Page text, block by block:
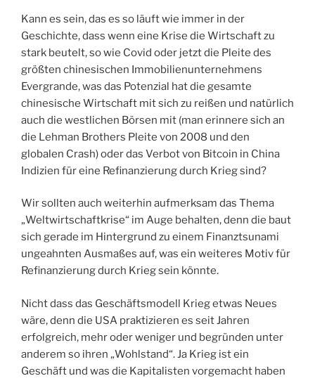
Kann es sein, das es so läuft wie immer in der
Geschichte, dass wenn eine Krise die Wirtschaft zu
stark beutelt, so wie Covid oder jetzt die Pleite des
größten chinesischen Immobilienunternehmens
Evergrande, was das Potenzial hat die gesamte
chinesische Wirtschaft mit sich zu reißen und natürlich
auch die westlichen Börsen mit (man erinnere sich an
die Lehman Brothers Pleite von 2008 und den
globalen Crash) oder das Verbot von Bitcoin in China
Indizien für eine Refinanzierung durch Krieg sind?
Wir sollten auch weiterhin aufmerksam das Thema
„Weltwirtschaftkrise“ im Auge behalten, denn die baut
sich gerade im Hintergrund zu einem Finanztsunami
ungeahnten Ausmaßes auf, was ein weiteres Motiv für
Refinanzierung durch Krieg sein könnte.
Nicht dass das Geschäftsmodell Krieg etwas Neues
wäre, denn die USA praktizieren es seit Jahren
erfolgreich, mehr oder weniger und begründen unter
anderem so ihren „Wohlstand“. Ja Krieg ist ein
Geschäft und was die Kapitalisten vorgemacht haben